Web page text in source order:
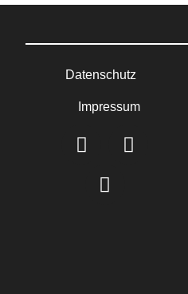
Datenschutz
Impressum